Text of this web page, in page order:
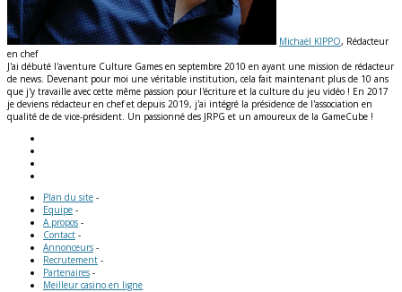
Michaël KIPPO, Rédacteur
en chef
J'ai débuté l'aventure Culture Games en septembre 2010 en ayant une mission de rédacteur
de news. Devenant pour moi une véritable institution, cela fait maintenant plus de 10 ans
que j'y travaille avec cette même passion pour l'écriture et la culture du jeu vidéo ! En 2017
je deviens rédacteur en chef et depuis 2019, j'ai intégré la présidence de l'association en
qualité de de vice-président. Un passionné des JRPG et un amoureux de la GameCube !
Plan du site -
Equipe -
A propos -
Contact -
Annonceurs -
Recrutement -
Partenaires -
Meilleur casino en ligne